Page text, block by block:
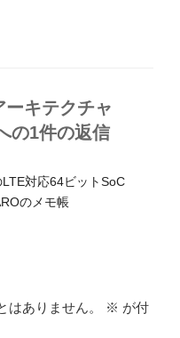
キテクチャ
の1件の返信
対応64ビットSoC
のメモ帳
はありません。 ※ が付